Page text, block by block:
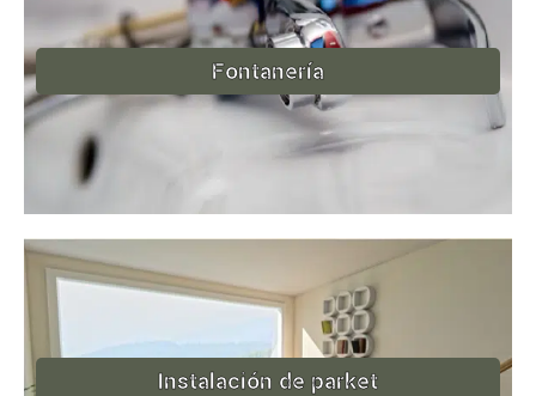
Fontanería
Instalación de parket